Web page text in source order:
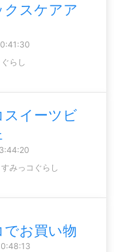
クスケアア
らし
イーツビ
すみっコぐらし
お買い物